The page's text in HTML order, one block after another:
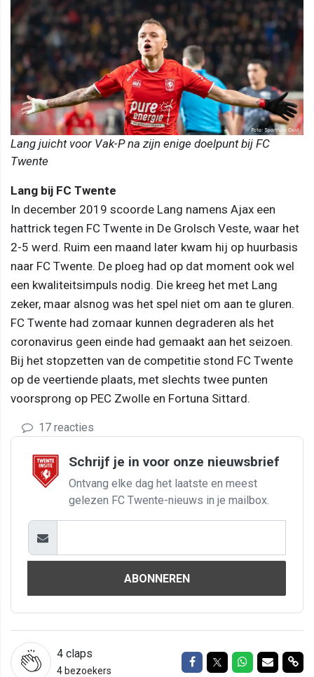
Lang juicht voor Vak-P na zijn enige doelpunt bij FC
Twente
Lang bij FC Twente
In december 2019 scoorde Lang namens Ajax een
hattrick tegen FC Twente in De Grolsch Veste, waar het
2-5 werd. Ruim een maand later kwam hij op huurbasis
naar FC Twente. De ploeg had op dat moment ook wel
een kwaliteitsimpuls nodig. Die kreeg het met Lang
zeker, maar alsnog was het spel niet om aan te gluren.
FC Twente had zomaar kunnen degraderen als het
coronavirus geen einde had gemaakt aan het seizoen.
Bij het stopzetten van de competitie stond FC Twente
op de veertiende plaats, met slechts twee punten
voorsprong op PEC Zwolle en Fortuna Sittard.
17 reacties
Schrijf je in voor onze nieuwsbrief
Ontvang elke dag het laatste en meest
gelezen FC Twente-nieuws in je mailbox.
ABONNEREN
4 claps
4 bezoekers
Delen op Facebook
Delen op Twitter
Delen op
Delen